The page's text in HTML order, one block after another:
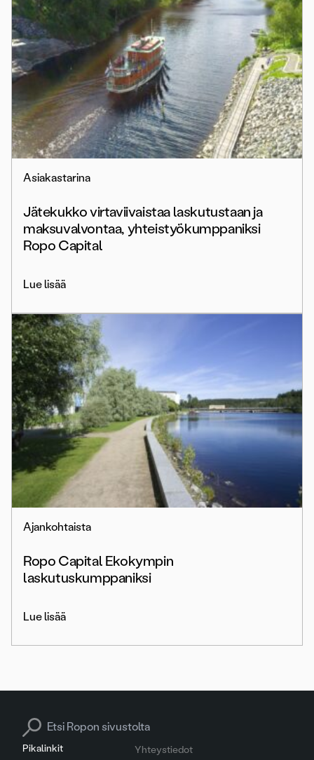
Asiakastarina
Jätekukko virtaviivaistaa laskutustaan ja
maksuvalvontaa, yhteistyökumppaniksi
Ropo Capital
Lue lisää
Ajankohtaista
Ropo Capital Ekokympin
laskutuskumppaniksi
Lue lisää
Pikalinkit
Yhteystiedot
Search for: